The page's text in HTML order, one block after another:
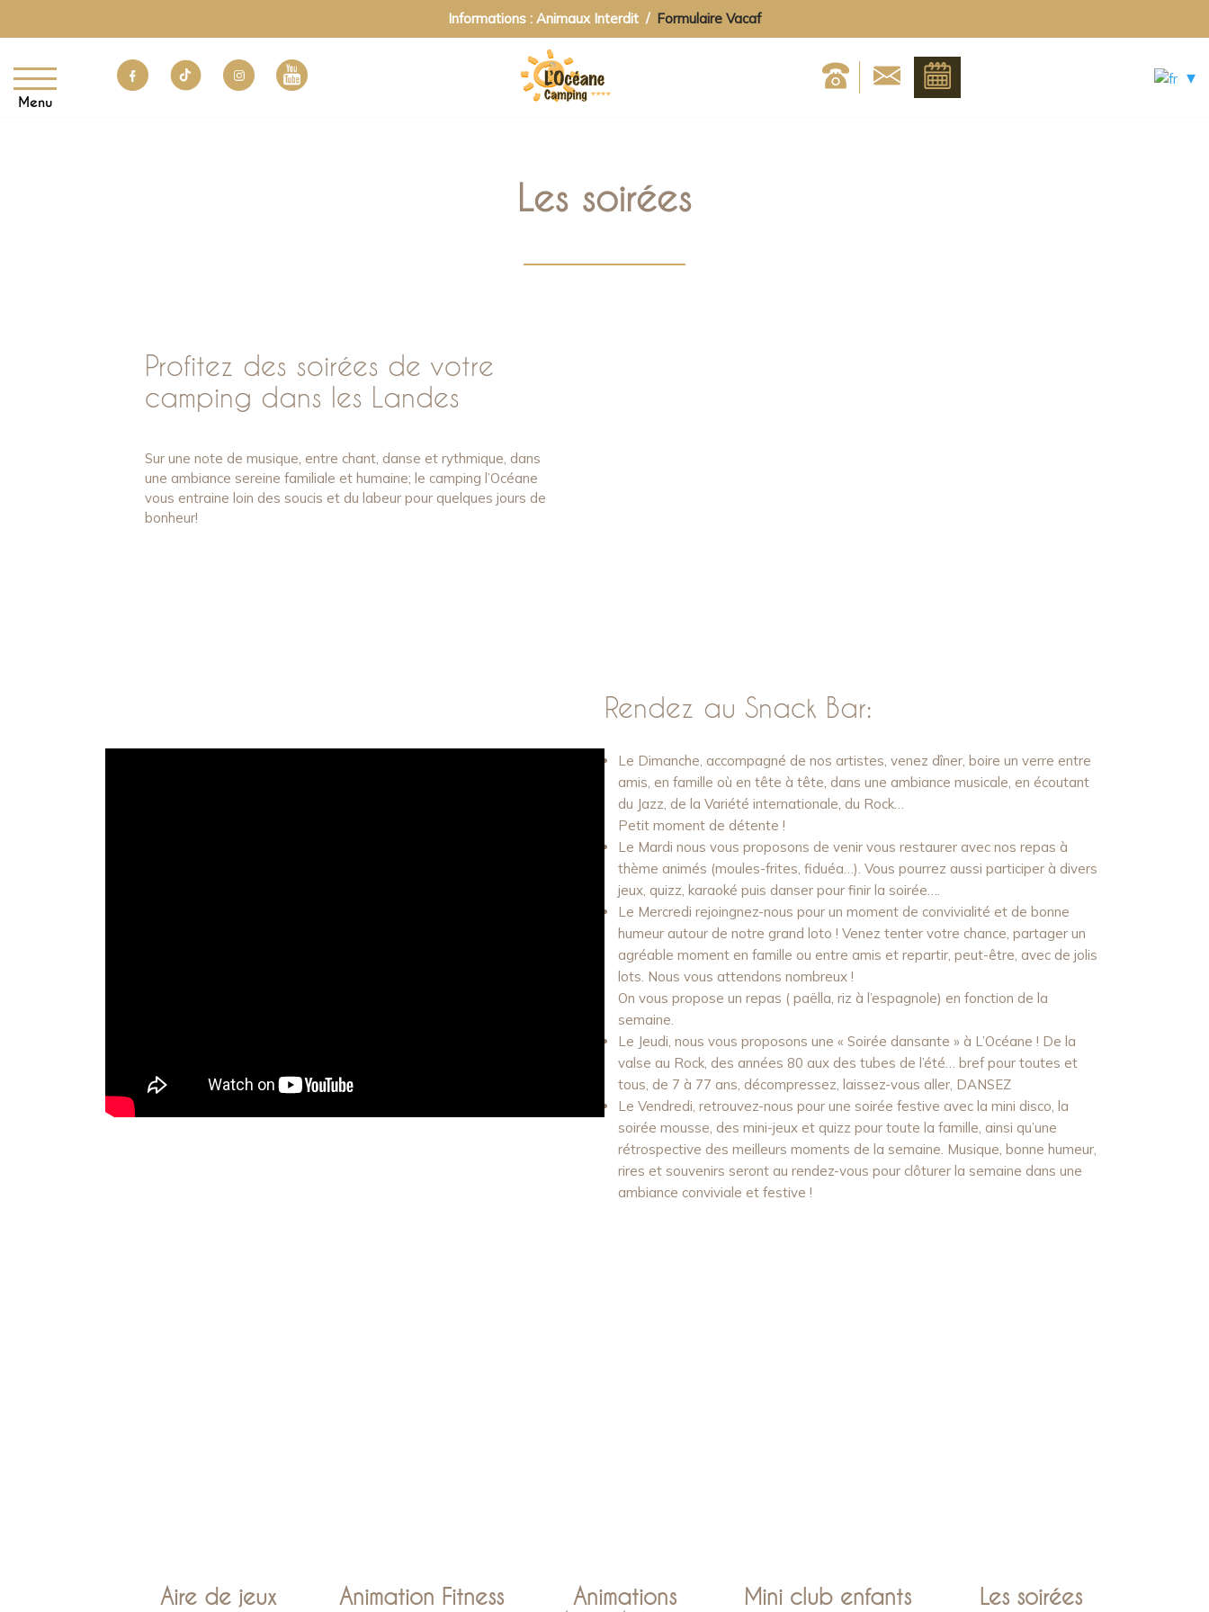
Informations : Animaux Interdit / Formulaire Vacaf
Menu
Les soirées
Profitez des soirées de votre
camping dans les Landes
Sur une note de musique, entre chant, danse et rythmique, dans
une ambiance sereine familiale et humaine; le camping l’Océane
vous entraine loin des soucis et du labeur pour quelques jours de
bonheur!
Rendez au Snack Bar:
Le Dimanche, accompagné de nos artistes, venez dîner, boire un verre entre
amis, en famille où en tête à tête, dans une ambiance musicale, en écoutant
du Jazz, de la Variété internationale, du Rock…
Petit moment de détente !
Le Mardi nous vous proposons de venir vous restaurer avec nos repas à
thème animés (moules-frites, fiduéa…). Vous pourrez aussi participer à divers
jeux, quizz, karaoké puis danser pour finir la soirée….
Le Mercredi rejoingnez-nous pour un moment de convivialité et de bonne
humeur autour de notre grand loto ! Venez tenter votre chance, partager un
agréable moment en famille ou entre amis et repartir, peut-être, avec de jolis
lots. Nous vous attendons nombreux !
On vous propose un repas ( paëlla, riz à l’espagnole) en fonction de la
semaine.
Le Jeudi, nous vous proposons une « Soirée dansante » à L’Océane ! De la
valse au Rock, des années 80 aux des tubes de l’été… bref pour toutes et
tous, de 7 à 77 ans, décompressez, laissez-vous aller, DANSEZ
Le Vendredi, retrouvez-nous pour une soirée festive avec la mini disco, la
soirée mousse, des mini-jeux et quizz pour toute la famille, ainsi qu’une
rétrospective des meilleurs moments de la semaine. Musique, bonne humeur,
rires et souvenirs seront au rendez-vous pour clôturer la semaine dans une
ambiance conviviale et festive !
Aire de jeux Animation Fitness
Animations
Mini club enfants Les soirées